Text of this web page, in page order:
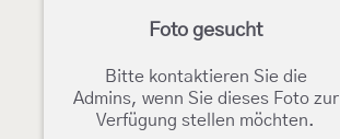
Foto gesucht
Bitte kontaktieren Sie die
Admins, wenn Sie dieses Foto zur
Verfügung stellen möchten.